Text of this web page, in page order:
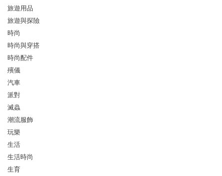
旅遊用品
旅遊與探險
時尚
時尚與穿搭
時尚配件
殯儀
汽車
派對
滅蟲
潮流服飾
玩樂
生活
生活時尚
生育